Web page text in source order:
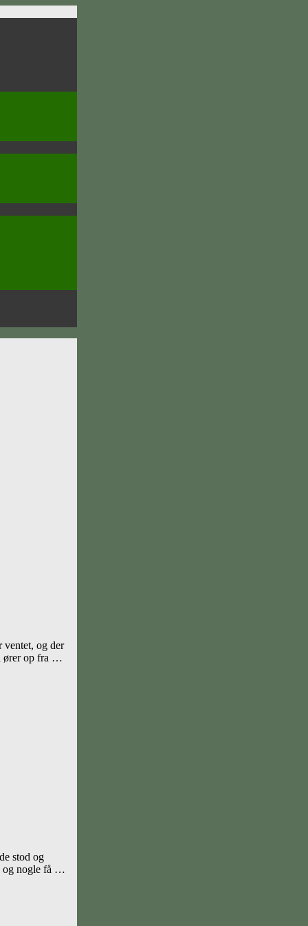
ventet, og der
ører op fra …
stod og
og nogle få …